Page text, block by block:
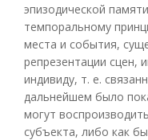
эпизодической
темпоральному
места и события,
репрезентации сцен,
индивиду, т. е.
дальнейшем было
могут
субъекта, либо как